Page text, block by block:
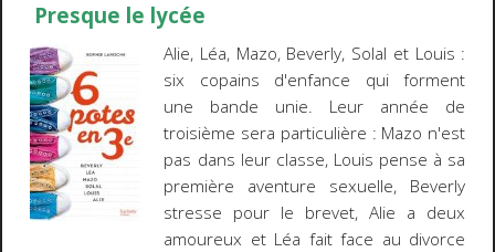
Presque le lycée
Alie, Léa, Mazo, Beverly, Solal et Louis :
six copains d'enfance qui forment
une bande unie. Leur année de
troisième sera particulière : Mazo n'est
pas dans leur classe, Louis pense à sa
première aventure sexuelle, Beverly
stresse pour le brevet, Alie a deux
amoureux et Léa fait face au divorce